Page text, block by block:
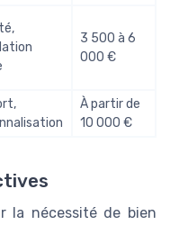
3 500 à 6
000 €
À partir de
10 000 €
la nécessité de bien